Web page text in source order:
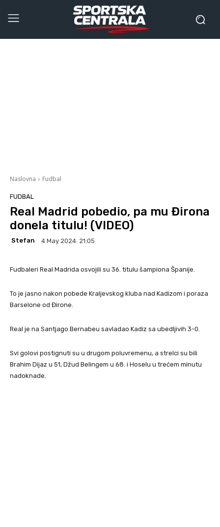
Naslovna Fudbal
FUDBAL
Real Madrid pobedio, pa mu Đirona
donela titulu! (VIDEO)
Stefan 4 May 2024. 21:05
Fudbaleri Real Madrida osvojili su 36. titulu šampiona Španije.
To je jasno nakon pobede Kraljevskog kluba nad Kadizom i poraza
Barselone od Đirone.
Real je na Santjago Bernabeu savladao Kadiz sa ubedljivih 3-0.
Svi golovi postignuti su u drugom poluvremenu, a strelci su bili
Brahim Dijaz u 51, Džud Belingem u 68. i Hoselu u trećem minutu
nadoknade.